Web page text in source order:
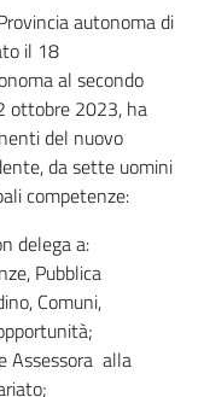
autonoma di
il 18
al secondo
ottobre 2023, ha
del nuovo
da sette uomini
competenze:
delega a:
Pubblica
Comuni,
Assessora alla